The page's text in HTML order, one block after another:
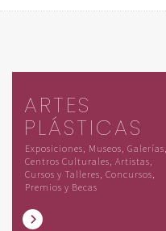
ARTES
PLÁSTICAS
Exposiciones, Museos, Galerías,
Centros Culturales, Artistas,
Cursos y Talleres, Concursos,
Premios y Becas